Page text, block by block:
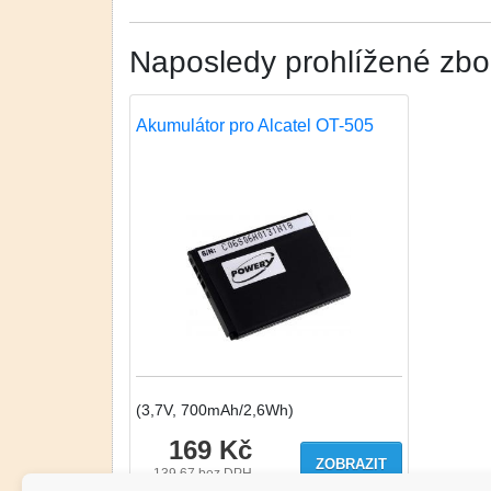
Naposledy prohlížené
Akumulátor pro Alcatel OT-505
(3,7V, 700mAh/2,6Wh)
169 Kč
139.67 bez DPH
ZOBRAZIT